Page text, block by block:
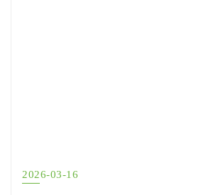
2026-03-16